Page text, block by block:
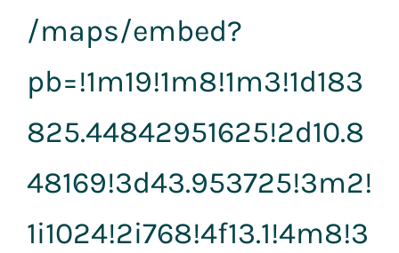
/maps/embed?
pb=!1m19!1m8!1m3!1d183
825.44842951625!2d10.8
48169!3d43.953725!3m2!
1i1024!2i768!4f13.1!4m8!3